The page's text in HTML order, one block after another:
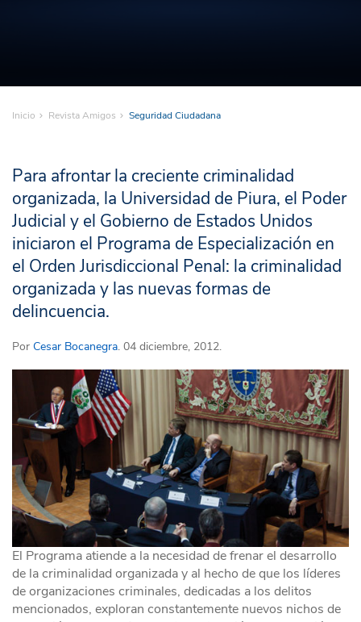
Inicio Revista Amigos Seguridad Ciudadana
Para afrontar la creciente criminalidad
organizada, la Universidad de Piura, el Poder
Judicial y el Gobierno de Estados Unidos
iniciaron el Programa de Especialización en
el Orden Jurisdiccional Penal: la criminalidad
organizada y las nuevas formas de
delincuencia.
Por Cesar Bocanegra. 04 diciembre, 2012.
El Programa atiende a la necesidad de frenar el desarrollo
de la criminalidad organizada y al hecho de que los líderes
de organizaciones criminales, dedicadas a los delitos
mencionados, exploran constantemente nuevos nichos de